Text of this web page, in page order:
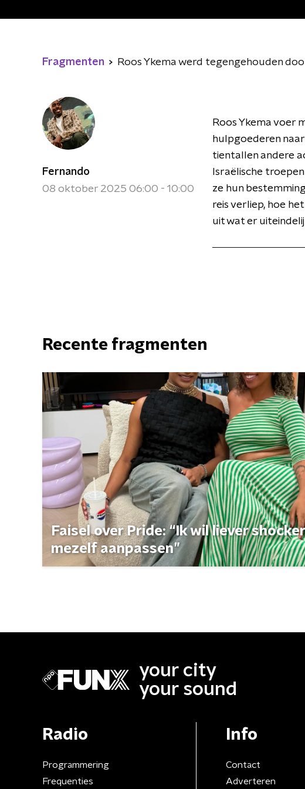
Fragmenten Roos Ykema werd tegengehouden
Fernando
08 oktober 2025 06:00 - 10:00
Roos Ykema voer
hulpgoederen
tientallen andere
Israëlische
ze hun
reis verliep, hoe
uit wat er
Recente fragmenten
Faisel over Pride: “Ik wil liever
mezelf aanpassen”
your city
your sound
Radio
Programmering
Frequenties
Info
Contact
Adverteren